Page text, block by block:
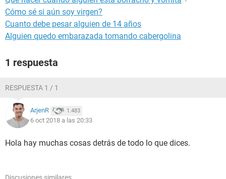
Cómo sé si aún soy virgen?
Cuanto debe pesar alguien de 14 años
Alguien quedo embarazada tomando cabergolina
1 respuesta
RESPUESTA 1 / 1
ArjenR 1.483
6 oct 2018 a las 20:33
Hola hay muchas cosas detrás de todo lo que dices.